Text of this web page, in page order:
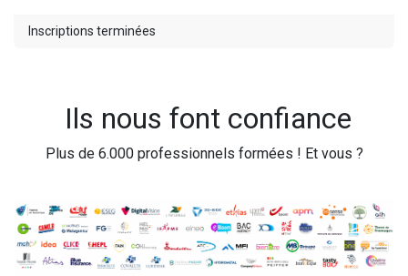
Inscriptions terminées
Ils nous font confiance
Plus de 6.000 professionnels formées ! Et vous ?